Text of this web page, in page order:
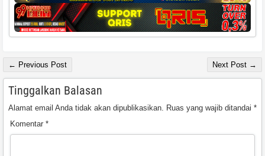
← Previous Post Next Post →
Tinggalkan Balasan
Alamat email Anda tidak akan dipublikasikan. Ruas yang wajib ditandai *
Komentar *